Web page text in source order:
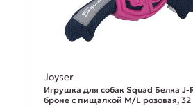
Joyser
Игрушка для собак Squad Белка J-
броне с пищалкой M/L розовая, 32